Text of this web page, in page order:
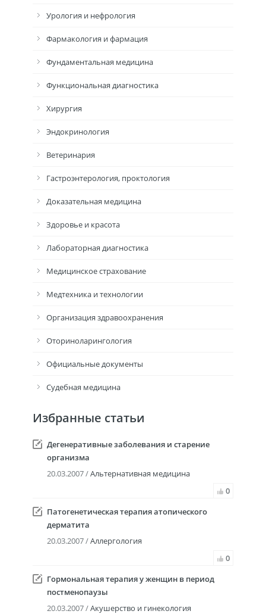
Урология и нефрология
Фармакология и фармация
Фундаментальная медицина
Функциональная диагностика
Хирургия
Эндокринология
Ветеринария
Гастроэнтерология, проктология
Доказательная медицина
Здоровье и красота
Лабораторная диагностика
Медицинское страхование
Медтехника и технологии
Организация здравоохранения
Оториноларингология
Официальные документы
Судебная медицина
Избранные статьи
Дегенеративные заболевания и старение
организма
20.03.2007 /Альтернативная медицина
0
Патогенетическая терапия атопического
дерматита
20.03.2007 /Аллергология
0
Гормональная терапия у женщин в период
постменопаузы
20.03.2007 /Акушерство и гинекология